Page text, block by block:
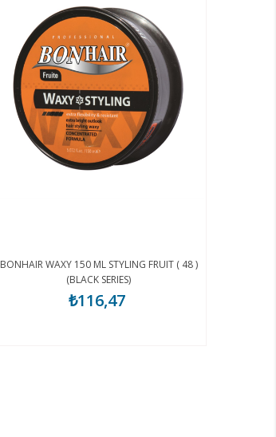
BONHAIR WAXY 150 ML STYLING FRUIT ( 48 )
(BLACK SERIES)
₺116,47